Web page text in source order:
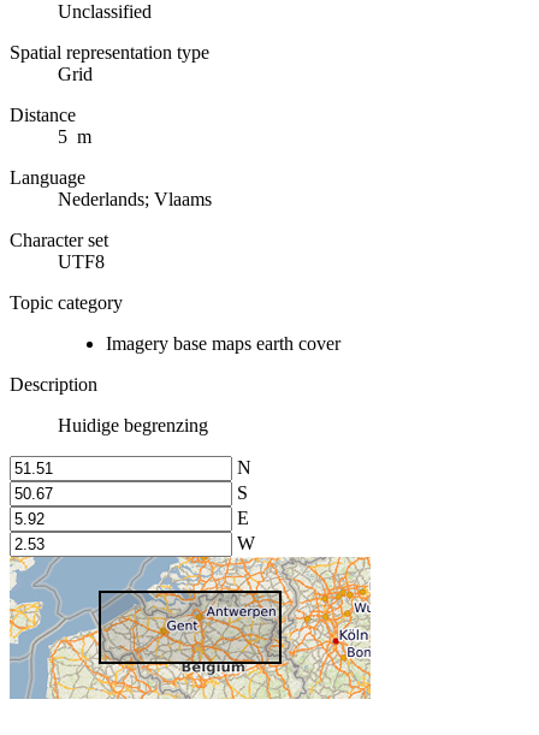
Unclassified
Spatial representation type
Grid
Distance
5 m
Language
Nederlands; Vlaams
Character set
UTF8
Topic category
Imagery base maps earth cover
Description
Huidige begrenzing
N
S
E
W